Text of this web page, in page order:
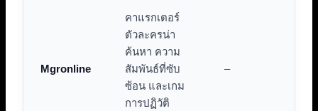
Mgronline
คาแรกเตอร์
ตัวละครน่า
ค้นหา ความ
สัมพันธ์ที่ซับ
ซ้อน และเกม
การปฏิวัติ
–